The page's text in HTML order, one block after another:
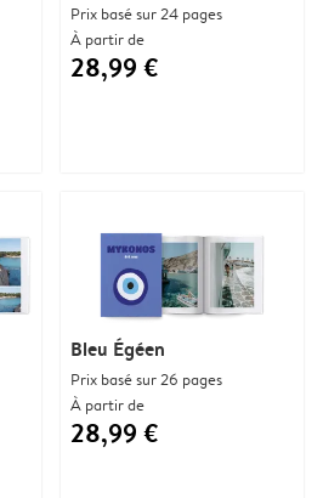
Bleu Égéen
Prix basé sur 26 pages
À partir de
28,99 €
Prix basé sur 24 pages
À partir de
28,99 €